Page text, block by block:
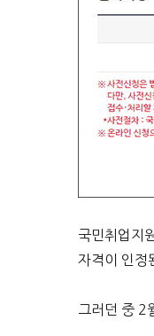
국민취업지
자격이 인정
그러던 중 2